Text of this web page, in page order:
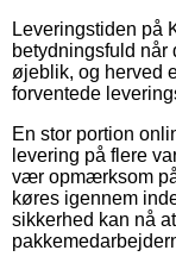
Leveringstiden på
betydningsfuld når
øjeblik, og herved
forventede
En stor portion
levering på flere
vær opmærksom
køres igennem
sikkerhed kan nå